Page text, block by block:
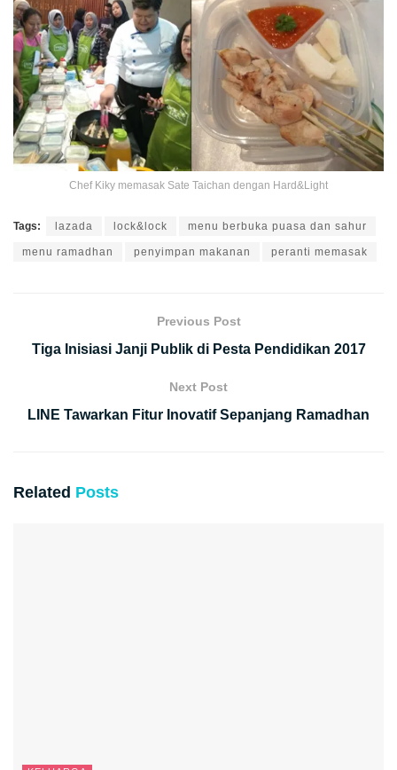
Chef Kiky memasak Sate Taichan dengan Hard&Light
Tags: lazada lock&lock menu berbuka puasa dan sahur
menu ramadhan penyimpan makanan peranti memasak
Previous Post
Tiga Inisiasi Janji Publik di Pesta Pendidikan 2017
Next Post
LINE Tawarkan Fitur Inovatif Sepanjang Ramadhan
Related Posts